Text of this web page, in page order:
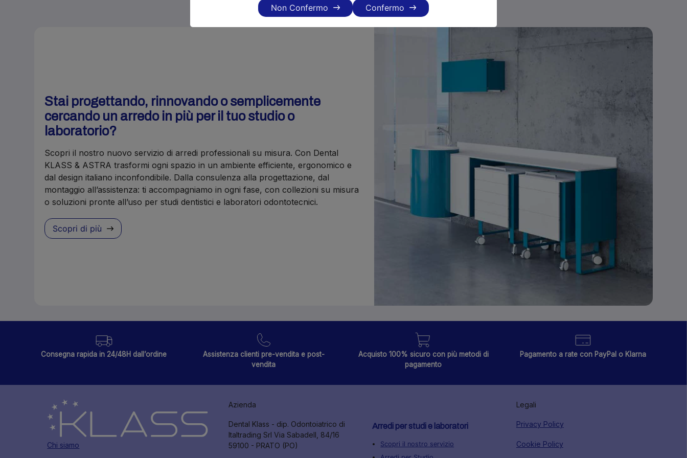
Stai progettando, rinnovando o semplicemente
cercando un arredo in più per il tuo studio o
laboratorio?
Scopri il nostro nuovo servizio di arredi professionali su misura. Con Dental
KLASS & ASTRA trasformi ogni spazio in un ambiente efficiente, ergonomico e
dal design italiano inconfondibile. Dalla consulenza alla progettazione, dal
montaggio all’assistenza: ti accompagniamo in ogni fase, con collezioni su misura
o soluzioni pronte all’uso per studi dentistici e laboratori odontotecnici.
Scopri di più
Non Confermo Confermo
Consegna rapida in 24/48H dall’ordine
Assistenza clienti pre-vendita e post-
vendita
Acquisto 100% sicuro con più metodi di
pagamento
Pagamento a rate con PayPal o Klarna
Chi siamo
Azienda
Dental Klass - dip. Odontoiatrico di
Italtrading Srl Via Sabadell, 84/16
59100 - PRATO (PO)
Arredi per studi e laboratori
Scopri il nostro servizio
Legali
Privacy Policy
Cookie Policy